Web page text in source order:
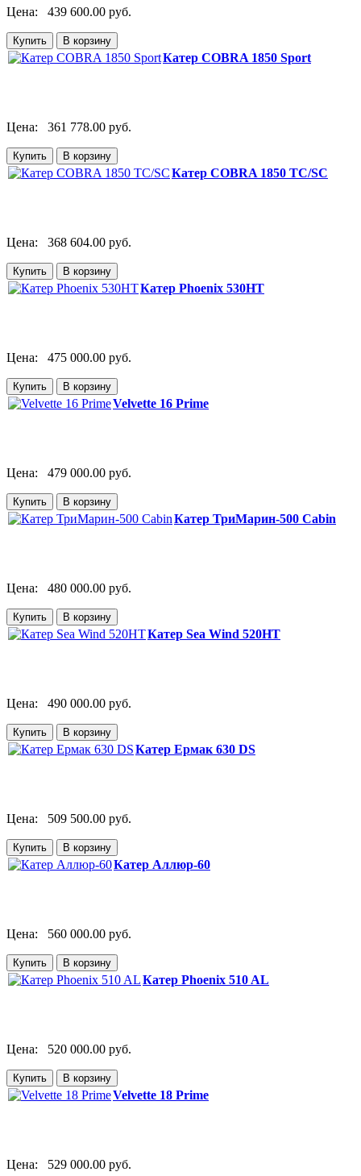
Цена: 439 600.00 руб.
Катер COBRA 1850 Sport
Цена: 361 778.00 руб.
Катер COBRA 1850 TC/SC
Цена: 368 604.00 руб.
Катер Phoenix 530HT
Цена: 475 000.00 руб.
Velvette 16 Prime
Цена: 479 000.00 руб.
Катер ТриМарин-500 Cabin
Цена: 480 000.00 руб.
Катер Sea Wind 520HT
Цена: 490 000.00 руб.
Катер Ермак 630 DS
Цена: 509 500.00 руб.
Катер Аллюр-60
Цена: 560 000.00 руб.
Катер Phoenix 510 AL
Цена: 520 000.00 руб.
Velvette 18 Prime
Цена: 529 000.00 руб.